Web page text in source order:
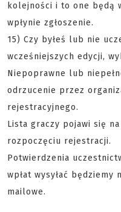
kolejności i to one będą
wpłynie zgłoszenie.
15) Czy byłeś lub nie
wcześniejszych edycji,
Niepoprawne lub
odrzucenie przez
rejestracyjnego.
Lista graczy pojawi się
rozpoczęciu rejestracji.
Potwierdzenia
wpłat wysyłać
mailowe.